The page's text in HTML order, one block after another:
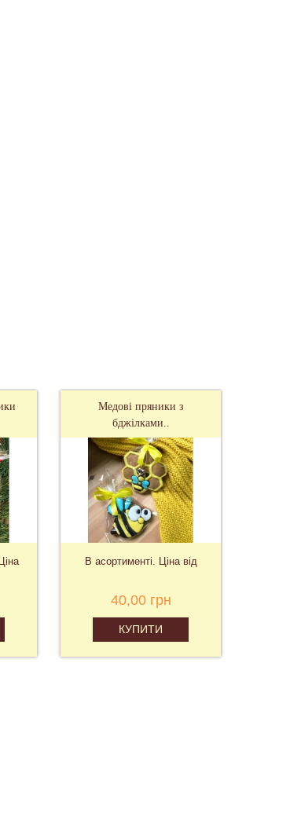
Медові пряники з
бджілками..
В асортименті. Ціна від
40,00 грн
КУПИТИ